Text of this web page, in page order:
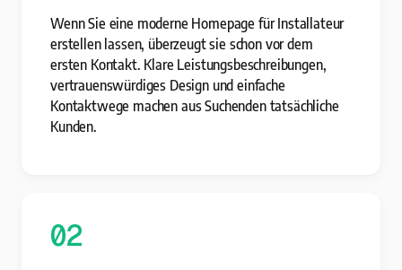
Wenn Sie eine moderne Homepage für Installateur
erstellen lassen, überzeugt sie schon vor dem
ersten Kontakt. Klare Leistungsbeschreibungen,
vertrauenswürdiges Design und einfache
Kontaktwege machen aus Suchenden tatsächliche
Kunden.
02